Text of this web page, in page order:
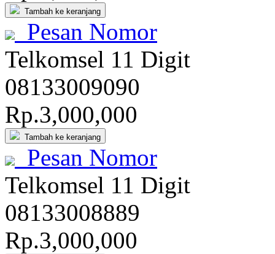
Tambah ke keranjang
Pesan Nomor
Telkomsel 11 Digit
08133009090
Rp.3,000,000
Tambah ke keranjang
Pesan Nomor
Telkomsel 11 Digit
08133008889
Rp.3,000,000